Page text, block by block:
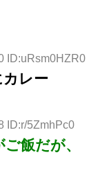
ID:uRsm0HZR0
レー
ID:r/5ZmhPc0
飯だが、